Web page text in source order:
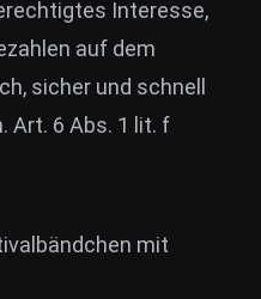
Interesse,
auf dem
sicher und schnell
Art. 6 Abs. 1 lit. f
mit